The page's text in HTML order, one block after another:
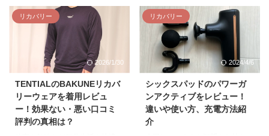
リカバリー
2026/1/30
TENTIALのBAKUNEリカバ
リーウェアを着用レビュ
ー！効果ない・悪い口コミ
評判の真相は？
リカバリー
2024/4/6
シックスパッドのパワーガ
ンアクティブをレビュー！
違いや使い方、充電方法紹
介